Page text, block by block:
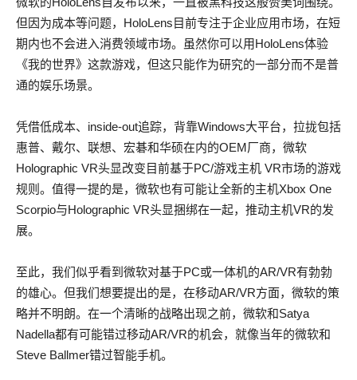
但因为成本等问题，HoloLens目前专注于企业应用市场，在短
期内也不会进入消费领域市场。虽然你可以用HoloLens体验
《我的世界》这款游戏，但这只能作为研究的一部分而不是普
通的娱乐场景。
凭借低成本、inside-out追踪，背靠Windows大平台，拉拢包括
惠普、戴尔、联想、宏碁和华硕在内的OEM厂商，微软
Holographic VR头显改变目前基于PC/游戏主机 VR市场的游戏
规则。值得一提的是，微软也有可能让全新的主机Xbox One
Scorpio与Holographic VR头显捆绑在一起，推动主机VR的发
展。
至此，我们似乎看到微软对基于PC或一体机的AR/VR有勃勃
的雄心。但我们想要提出的是，在移动AR/VR方面，微软的策
略并不明朗。在一个清晰的战略出现之前，微软和Satya
Nadella都有可能错过移动AR/VR的机会，就像当年的微软和
Steve Ballmer错过智能手机。